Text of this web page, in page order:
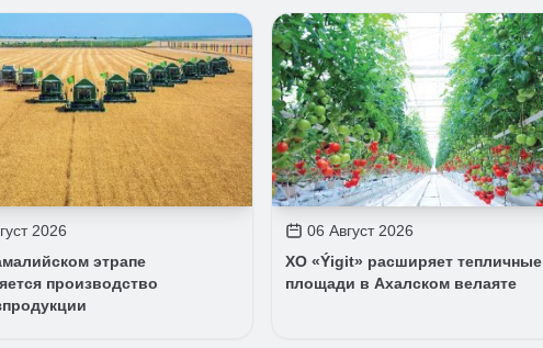
2026
этрапе
производство
06 Август 2026
ХО «Ýigit» расширяет тепличные
площади в Ахалском велаяте